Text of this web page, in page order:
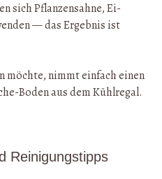
sich Pflanzensahne, Ei-
— das Ergebnis ist
möchte, nimmt einfach einen
Boden aus dem Kühlregal.
Reinigungstipps